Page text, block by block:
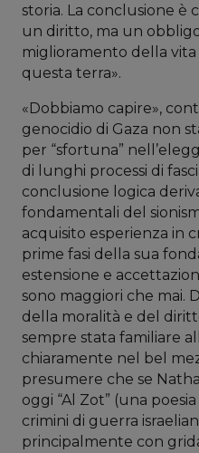
storia. La conclusione è
un diritto, ma un
miglioramento della
questa terra».
«Dobbiamo capire»,
genocidio di Gaza non
per “sfortuna”
di lunghi processi di
conclusione logica
fondamentali del
acquisito esperienza in
prime fasi della sua
estensione e
sono maggiori che mai.
della moralità e del
sempre stata familiare
chiaramente nel bel
presumere che se
oggi “Al Zot” (una
crimini di guerra
principalmente con